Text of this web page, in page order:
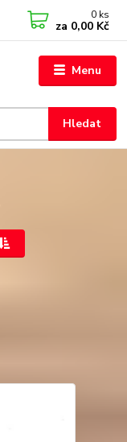
Menu
Hledat
0 ks
za 0,00 Kč